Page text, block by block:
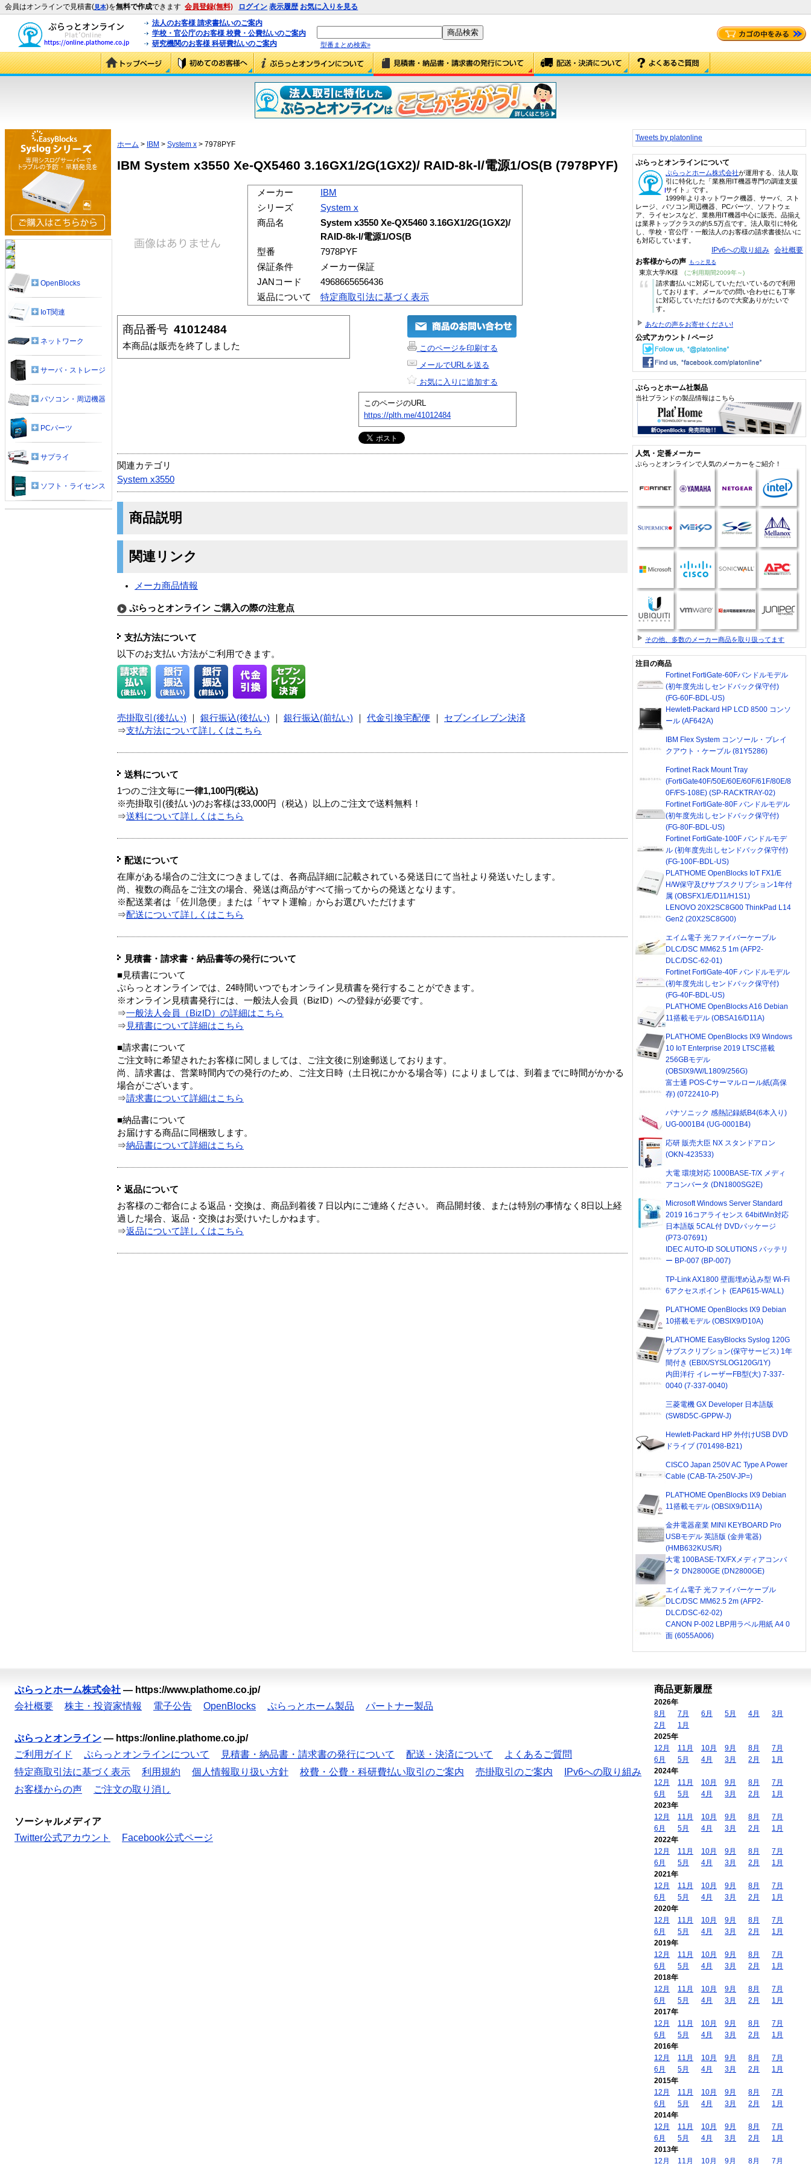
会員はオンラインで見積書(見本)を無料で作成できます 会員登録(無料) ログイン 表示履歴 お気に入りを見る
法人のお客様 請求書払いのご案内
学校・官公庁のお客様 校費・公費払いのご案内
研究機関のお客様 科研費払いのご案内
型番まとめ検索»
ホーム > IBM > System x > 7978PYF
IBM System x3550 Xe-QX5460 3.16GX1/2G(1GX2)/ RAID-8k-l/電源1/OS(B (7978PYF)
メーカー
IBM
シリーズ
System x
商品名
System x3550 Xe-QX5460 3.16GX1/2G(1GX2)/
RAID-8k-l/電源1/OS(B
型番
7978PYF
保証条件
メーカー保証
JANコード
4968665656436
返品について
特定商取引法に基づく表示
商品番号 41012484
本商品は販売を終了しました
このページを印刷する
メールでURLを送る
お気に入りに追加する
このページのURL
https://plth.me/41012484
関連カテゴリ
System x3550
商品説明
関連リンク
メーカ商品情報
ぷらっとオンライン ご購入の際の注意点
支払方法について
以下のお支払い方法がご利用できます。
売掛取引(後払い) 銀行振込(後払い) 銀行振込(前払い) 代金引換宅配便
セブンイレブン決済
⇒支払方法について詳しくはこちら
送料について
1つのご注文毎に一律1,100円(税込)
※売掛取引(後払い)のお客様は33,000円（税込）以上のご注文で送料無料！
⇒送料について詳しくはこちら
配送について
在庫がある場合のご注文につきましては、各商品詳細に記載されている発送日にて当社より発送いたします。
尚、複数の商品をご注文の場合、発送は商品がすべて揃ってからの発送となります。
※配送業者は「佐川急便」または「ヤマト運輸」からお選びいただけます
⇒配送について詳しくはこちら
見積書・請求書・納品書等の発行について
■見積書について
ぷらっとオンラインでは、24時間いつでもオンライン見積書を発行することができます。
※オンライン見積書発行には、一般法人会員（BizID）への登録が必要です。
⇒一般法人会員（BizID）の詳細はこちら
⇒ 見積書について詳細はこちら
■請求書について
ご注文時に希望されたお客様に関しましては、ご注文後に別途郵送しております。
尚、請求書は、営業時間内での発行のため、ご注文日時（土日祝にかかる場合等）によりましては、到着までに時間がかかる
場合がございます。
⇒請求書について詳細はこちら
■納品書について
お届けする商品に同梱致します。
⇒納品書について詳細はこちら
返品について
お客様のご都合による返品・交換は、商品到着後７日以内にご連絡ください。 商品開封後、または特別の事情なく8日以上経
過した場合、返品・交換はお受けいたしかねます。
⇒返品について詳しくはこちら
OpenBlocks
IoT関連
ネットワーク
サーバ・ストレージ
パソコン・周辺機器
PCパーツ
サプライ
ソフト・ライセンス
Tweets by platonline
ぷらっとオンラインについて
ぷらっとホーム株式会社が運用する、法人取
引に特化した「業務用IT機器専門の調達支援
サイト」です。
1999年よりネットワーク機器、サーバ、スト
レージ、パソコン周辺機器、PCパーツ、ソフトウェ
ア、ライセンスなど、業務用IT機器中心に販売。品揃え
は業界トップクラスの約5.5万点です。法人取引に特化
し、学校・官公庁・一般法人のお客様の請求書後払いに
も対応しています。
IPv6への取り組み 会社概要
お客様からの声 もっと見る
東京大学/K様 (ご利用期間2009年～)
“
請求書払いに対応していただいているので利用
しております。メールでの問い合わせにも丁寧
に対応していただけるので大変ありがたいで
す。
あなたの声をお寄せください!
公式アカウント / ページ
ぷらっとホーム社製品
当社ブランドの製品情報はこちら
人気・定番メーカー
ぷらっとオンラインで人気のメーカーをご紹介！
その他、多数のメーカー商品を取り扱ってます
注目の商品
Fortinet FortiGate-60Fバンドルモデル
(初年度先出しセンドバック保守付)
(FG-60F-BDL-US)
Hewlett-Packard HP LCD 8500 コンソ
ール (AF642A)
IBM Flex System コンソール・ブレイ
クアウト・ケーブル (81Y5286)
Fortinet Rack Mount Tray
(FortiGate40F/50E/60E/60F/61F/80E/8
0F/FS-108E) (SP-RACKTRAY-02)
Fortinet FortiGate-80F バンドルモデル
(初年度先出しセンドバック保守付)
(FG-80F-BDL-US)
Fortinet FortiGate-100F バンドルモデ
ル (初年度先出しセンドバック保守付)
(FG-100F-BDL-US)
PLAT'HOME OpenBlocks IoT FX1/E
H/W保守及びサブスクリプション1年付
属 (OBSFX1/E/D11/H1S1)
LENOVO 20X2SC8G00 ThinkPad L14
Gen2 (20X2SC8G00)
エイム電子 光ファイバーケーブル
DLC/DSC MM62.5 1m (AFP2-
DLC/DSC-62-01)
Fortinet FortiGate-40F バンドルモデル
(初年度先出しセンドバック保守付)
(FG-40F-BDL-US)
PLAT'HOME OpenBlocks A16 Debian
11搭載モデル (OBSA16/D11A)
PLAT'HOME OpenBlocks IX9 Windows
10 IoT Enterprise 2019 LTSC搭載
256GBモデル
(OBSIX9/W/L1809/256G)
富士通 POS-Cサーマルロール紙(高保
存) (0722410-P)
パナソニック 感熱記録紙B4(6本入り)
UG-0001B4 (UG-0001B4)
応研 販売大臣 NX スタンドアロン
(OKN-423533)
大電 環境対応 1000BASE-T/X メディ
アコンバータ (DN1800SG2E)
Microsoft Windows Server Standard
2019 16コアライセンス 64bitWin対応
日本語版 5CAL付 DVDパッケージ
(P73-07691)
IDEC AUTO-ID SOLUTIONS バッテリ
ー BP-007 (BP-007)
TP-Link AX1800 壁面埋め込み型 Wi-Fi
6アクセスポイント (EAP615-WALL)
PLAT'HOME OpenBlocks IX9 Debian
10搭載モデル (OBSIX9/D10A)
PLAT'HOME EasyBlocks Syslog 120G
サブスクリプション(保守サービス) 1年
間付き (EBIX/SYSLOG120G/1Y)
内田洋行 イレーザーFB型(大) 7-337-
0040 (7-337-0040)
三菱電機 GX Developer 日本語版
(SW8D5C-GPPW-J)
Hewlett-Packard HP 外付けUSB DVD
ドライブ (701498-B21)
CISCO Japan 250V AC Type A Power
Cable (CAB-TA-250V-JP=)
PLAT'HOME OpenBlocks IX9 Debian
11搭載モデル (OBSIX9/D11A)
金井電器産業 MINI KEYBOARD Pro
USBモデル 英語版 (金井電器)
(HMB632KUS/R)
大電 100BASE-TX/FXメディアコンバ
ータ DN2800GE (DN2800GE)
エイム電子 光ファイバーケーブル
DLC/DSC MM62.5 2m (AFP2-
DLC/DSC-62-02)
CANON P-002 LBP用ラベル用紙 A4 0
面 (6055A006)
ぷらっとホーム株式会社 — https://www.plathome.co.jp/
会社概要
株主・投資家情報 電子公告 OpenBlocks ぷらっとホーム製品 パートナー製品
ぷらっとオンライン — https://online.plathome.co.jp/
ご利用ガイド
ぷらっとオンラインについて 見積書・納品書・請求書の発行について 配送・決済について
よくあるご質問
特定商取引法に基づく表示
利用規約 個人情報取り扱い方針 校費・公費・科研費払い取引のご案内 売掛取引のご案内
IPv6への取り組み
お客様からの声
ご注文の取り消し
ソーシャルメディア
Twitter公式アカウント
Facebook公式ページ
商品更新履歴
2026年
8月
7月 6月 5月 4月
3月
2月
1月
2025年
12月
11月 10月 9月 8月
7月
6月
5月 4月 3月 2月
1月
2024年
12月
11月 10月 9月 8月
7月
6月
5月 4月 3月 2月
1月
2023年
12月
11月 10月 9月 8月
7月
6月
5月 4月 3月 2月
1月
2022年
12月
11月 10月 9月 8月
7月
6月
5月 4月 3月 2月
1月
2021年
12月
11月 10月 9月 8月
7月
6月
5月 4月 3月 2月
1月
2020年
12月
11月 10月 9月 8月
7月
6月
5月 4月 3月 2月
1月
2019年
12月
11月 10月 9月 8月
7月
6月
5月 4月 3月 2月
1月
2018年
12月
11月 10月 9月 8月
7月
6月
5月 4月 3月 2月
1月
2017年
12月
11月 10月 9月 8月
7月
6月
5月 4月 3月 2月
1月
2016年
12月
11月 10月 9月 8月
7月
6月
5月 4月 3月 2月
1月
2015年
12月
11月 10月 9月 8月
7月
6月
5月 4月 3月 2月
1月
2014年
12月
11月 10月 9月 8月
7月
6月
5月 4月 3月 2月
1月
2013年
12月
11月 10月 9月 8月 7月